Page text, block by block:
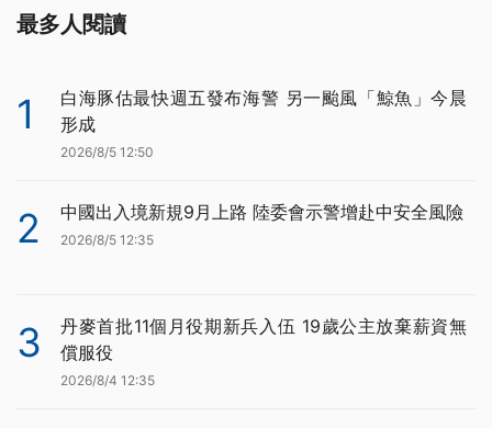
最多人閱讀
1
白海豚估最快週五發布海警 另一颱風「鯨魚」今晨
形成
2026/8/5 12:50
2 中國出入境新規9月上路 陸委會示警增赴中安全風險
2026/8/5 12:35
3
丹麥首批11個月役期新兵入伍 19歲公主放棄薪資無
償服役
2026/8/4 12:35